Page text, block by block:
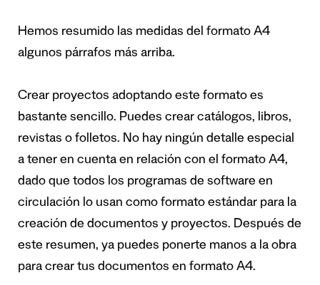
Hemos resumido las medidas del formato A4
algunos párrafos más arriba.
Crear proyectos adoptando este formato es
bastante sencillo. Puedes crear catálogos, libros,
revistas o folletos. No hay ningún detalle especial
a tener en cuenta en relación con el formato A4,
dado que todos los programas de software en
circulación lo usan como formato estándar para la
creación de documentos y proyectos. Después de
este resumen, ya puedes ponerte manos a la obra
para crear tus documentos en formato A4.